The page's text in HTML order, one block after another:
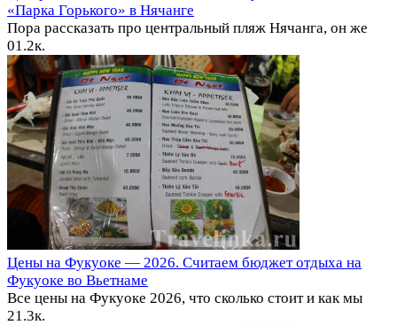
«Парка Горького» в Нячанге
Пора рассказать про центральный пляж Нячанга, он же
01.2к.
Цены на Фукуоке — 2026. Считаем бюджет отдыха на
Фукуоке во Вьетнаме
Все цены на Фукуоке 2026, что сколько стоит и как мы
21.3к.